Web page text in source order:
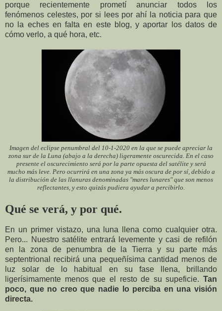
porque recientemente prometí anunciar todos los
fenómenos celestes, por si lees por ahí la noticia para que
no la eches en falta en este blog, y aportar los datos de
cómo verlo, a qué hora, etc.
Imagen del eclipse penumbral del 10-1-2020 en la que se puede apreciar la
zona sur de la Luna (abajo a la derecha) ligeramente oscurecida. En el caso
presente el oscurecimiento será por la parte opuesta del satélite y será
mucho más leve. Pero ocurrirá en una zona ya más oscura de por sí, debido a
la distribución de las llanuras denominadas "mares lunares" que son menos
reflectantes, y esto quizás pudiera ayudar a percibirlo.
Qué se verá, y por qué.
En un primer vistazo, una luna llena como cualquier otra.
Pero... Nuestro satélite entrará levemente y casi de refilón
en la zona de penumbra de la Tierra y su parte más
septentrional recibirá una pequeñísima cantidad menos de
luz solar de lo habitual en su fase llena, brillando
ligerísimamente menos que el resto de su supeficie. Tan
poco, que no creo que nadie lo perciba en una visión
directa.